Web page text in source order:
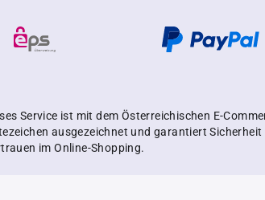
Service ist mit dem Österreichischen E-
ausgezeichnet und garantiert Sicherheit
im Online-Shopping.